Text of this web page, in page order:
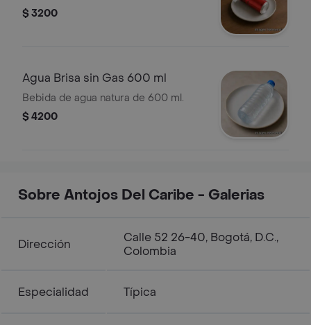
$ 3200
Agua Brisa sin Gas 600 ml
Bebida de agua natura de 600 ml.
$ 4200
Sobre Antojos Del Caribe - Galerias
Dirección
Calle 52 26-40, Bogotá, D.C.,
Colombia
Especialidad Típica